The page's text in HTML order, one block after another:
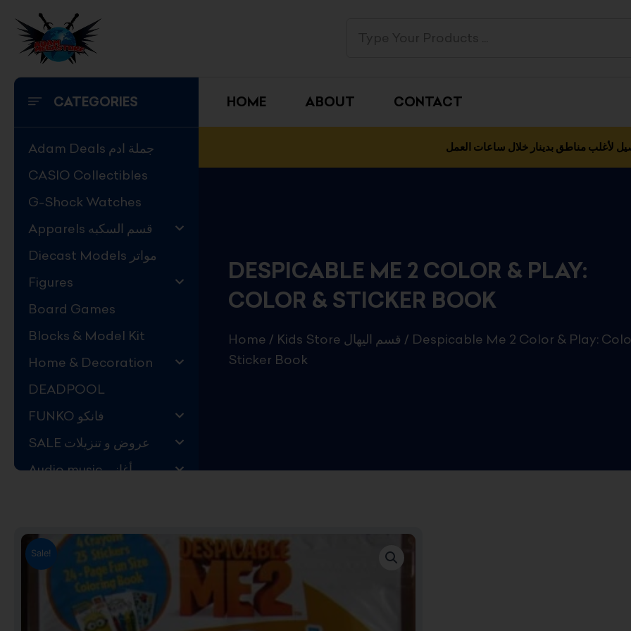
content
CATEGORIES
Adam Deals جملة ادم
CASIO Collectibles
G-Shock Watches
Apparels قسم السكبه
Diecast Models مواتر
Figures
Board Games
Blocks & Model Kit
Home & Decoration
DEADPOOL
FUNKO فانكو
SALE عروض و تنزيلات
Audio music أغاني
Mystery DEALS
Movies on BLU-RAY,
The Adam Projects
HOME ABOUT CONTACT
لأغلب مناطق بدينار خلال ساعات العمل
DESPICABLE ME 2 COLOR & PLAY:
COLOR & STICKER BOOK
Home / Kids Store قسم اليهال / Despicable Me 2 Color & Play:
Sticker Book
Sale!